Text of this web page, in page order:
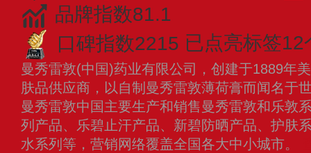
品牌指数81.1
口碑指数2215 已点亮标签12
曼秀雷敦(中国)药业有限公司，创建于1889年
肤品供应商，以自制曼秀雷敦薄荷膏而闻名于
曼秀雷敦中国主要生产和销售曼秀雷敦和乐敦
列产品、乐碧止汗产品、新碧防晒产品、护肤
水系列等，营销网络覆盖全国各大中小城市。